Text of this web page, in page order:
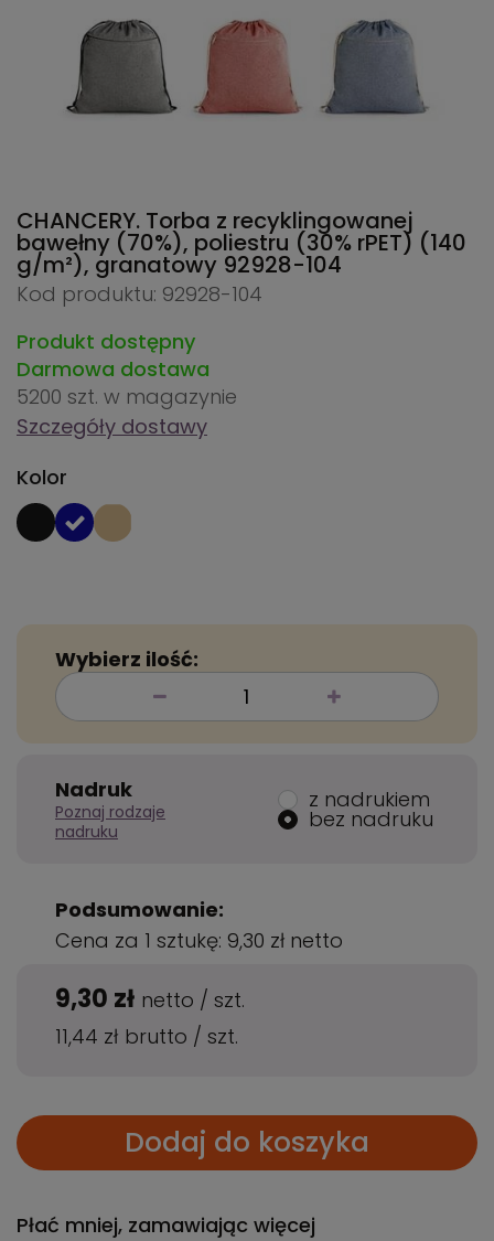
CHANCERY. Torba z recyklingowanej
bawełny (70%), poliestru (30% rPET) (140
g/m²), granatowy 92928-104
Kod produktu: 92928-104
Produkt dostępny
Darmowa dostawa
5200 szt. w magazynie
Szczegóły dostawy
Kolor
Wybierz ilość:
Nadruk
Poznaj rodzaje
nadruku
z nadrukiem
bez nadruku
Podsumowanie:
Cena za 1 sztukę: 9,30 zł netto
9,30 zł netto / szt.
11,44 zł brutto / szt.
Dodaj do koszyka
Płać mniej, zamawiając więcej